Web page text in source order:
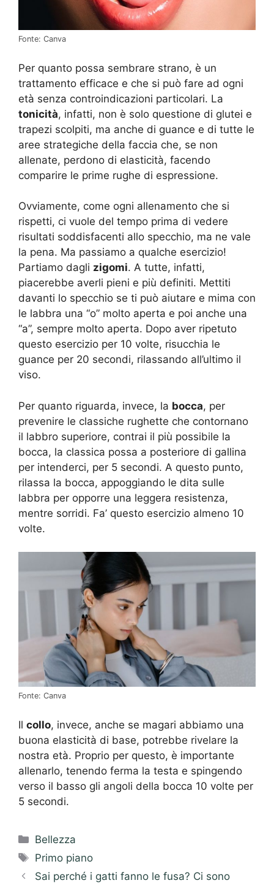
Fonte: Canva
Per quanto possa sembrare strano, è un
trattamento efficace e che si può fare ad ogni
età senza controindicazioni particolari. La
tonicità, infatti, non è solo questione di glutei e
trapezi scolpiti, ma anche di guance e di tutte le
aree strategiche della faccia che, se non
allenate, perdono di elasticità, facendo
comparire le prime rughe di espressione.
Ovviamente, come ogni allenamento che si
rispetti, ci vuole del tempo prima di vedere
risultati soddisfacenti allo specchio, ma ne vale
la pena. Ma passiamo a qualche esercizio!
Partiamo dagli zigomi. A tutte, infatti,
piacerebbe averli pieni e più definiti. Mettiti
davanti lo specchio se ti può aiutare e mima con
le labbra una “o” molto aperta e poi anche una
“a”, sempre molto aperta. Dopo aver ripetuto
questo esercizio per 10 volte, risucchia le
guance per 20 secondi, rilassando all’ultimo il
viso.
Per quanto riguarda, invece, la bocca, per
prevenire le classiche rughette che contornano
il labbro superiore, contrai il più possibile la
bocca, la classica possa a posteriore di gallina
per intenderci, per 5 secondi. A questo punto,
rilassa la bocca, appoggiando le dita sulle
labbra per opporre una leggera resistenza,
mentre sorridi. Fa’ questo esercizio almeno 10
volte.
Fonte: Canva
Il collo, invece, anche se magari abbiamo una
buona elasticità di base, potrebbe rivelare la
nostra età. Proprio per questo, è importante
allenarlo, tenendo ferma la testa e spingendo
verso il basso gli angoli della bocca 10 volte per
5 secondi.
Categorie
Bellezza
Tag
Primo piano
Sai perché i gatti fanno le fusa? Ci sono